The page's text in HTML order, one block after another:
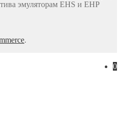
эмуляторам EHS и EHP
.
0